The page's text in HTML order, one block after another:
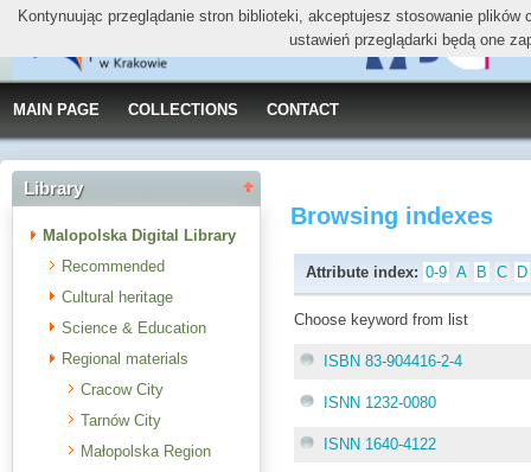
MAIN PAGE COLLECTIONS CONTACT
Library
Malopolska Digital Library
Recommended
Cultural heritage
Science & Education
Regional materials
Cracow City
Tarnów City
Małopolska Region
Browsing indexes
Attribute index: 0-9 A B C D
Choose keyword from list
ISBN 83-904416-2-4
ISNN 1232-0080
ISNN 1640-4122
Kontynuując przeglądanie stron biblioteki, akceptujesz stosowanie
ustawień przeglądarki będą one